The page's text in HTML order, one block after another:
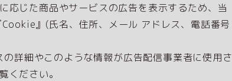
応じた商品やサービスの広告を表示するため、当
』(氏名、住所、メール アドレス、電話番号
詳細やこのような情報が広告配信事業者に使用さ
ください。